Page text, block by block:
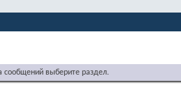
сообщений выберите раздел.